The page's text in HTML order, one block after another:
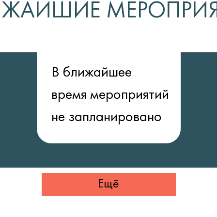
В ближайшее
время мероприятий
не запланировано
Ещё